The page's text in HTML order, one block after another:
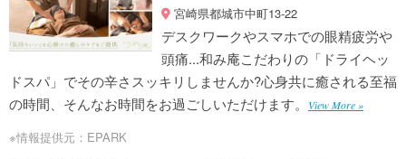
宮崎県都城市中町13-22
デスクワークやスマホでの眼精疲労や
頭痛...和み庵こだわりの「ドライヘッ
ドスパ」でその辛さスッキリしませんか?心身共に癒される至福
の時間、そんなお時間をお過ごしいただけます。
View More »
※情報提供元：EPARK